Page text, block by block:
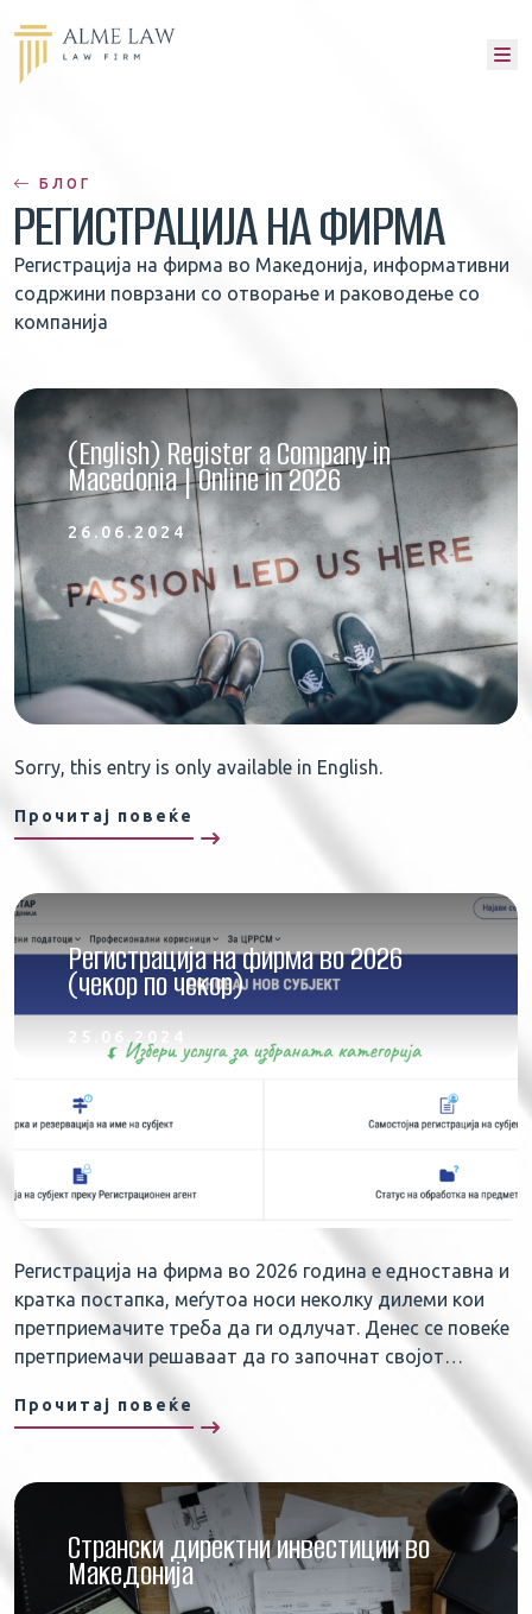
БЛОГ
РЕГИСТРАЦИЈА НА ФИРМА
Регистрација на фирма во Македонија, информативни
содржини поврзани со отворање и раководење со
компанија
(English) Register a Company in
Macedonia | Online in 2026
26.06.2024
Sorry, this entry is only available in English.
Прочитај повеќе
Регистрација на фирма во 2026
(чекор по чекор)
25.06.2024
Регистрација на фирма во 2026 година е едноставна и
кратка постапка, меѓутоа носи неколку дилеми кои
претприемачите треба да ги одлучат. Денес се повеќе
претприемачи решаваат да го започнат својот…
Прочитај повеќе
Странски директни инвестиции во
Македонија